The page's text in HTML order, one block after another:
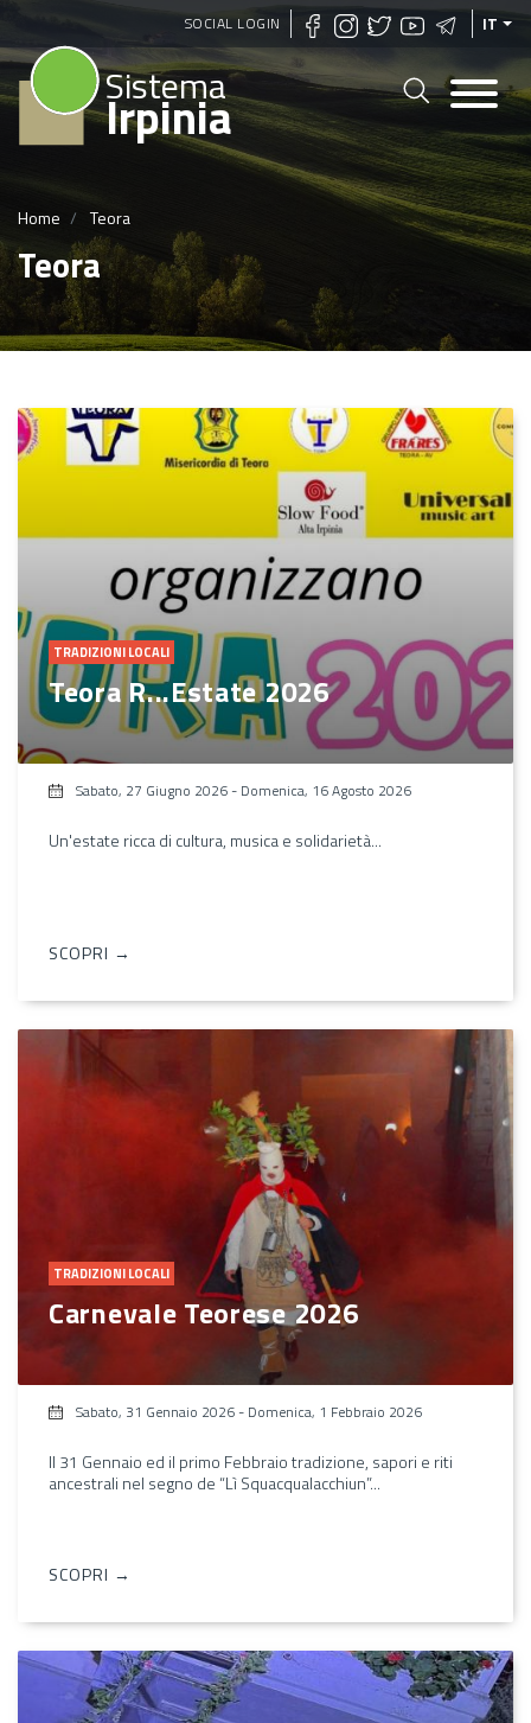
Salta
al
contenuto
principale
SOCIAL LOGIN IT
Sistema
Irpinia
Home Teora
Teora
TRADIZIONI LOCALI
Teora R...Estate 2026
Sabato, 27 Giugno 2026 - Domenica, 16 Agosto 2026
Un'estate ricca di cultura, musica e solidarietà...
SCOPRI →
TRADIZIONI LOCALI
Carnevale Teorese 2026
Sabato, 31 Gennaio 2026 - Domenica, 1 Febbraio 2026
Il 31 Gennaio ed il primo Febbraio tradizione, sapori e riti
ancestrali nel segno de “Lì Squacqualacchiun”...
SCOPRI →